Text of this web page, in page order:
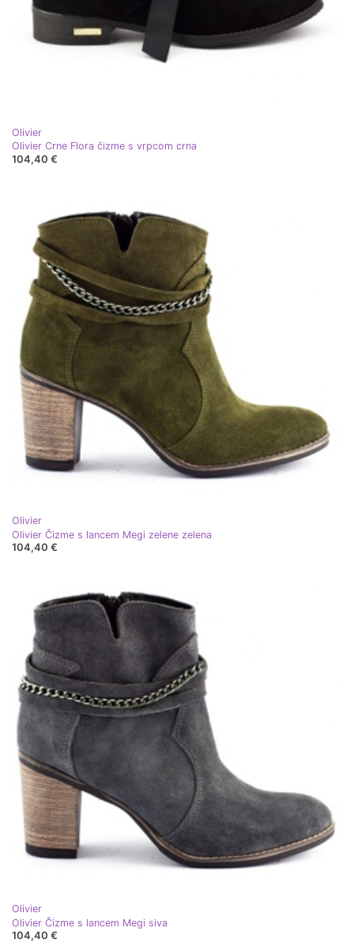
Olivier
Olivier Crne Flora čizme s vrpcom crna
104,40 €
Olivier
Olivier Čizme s lancem Megi zelene zelena
104,40 €
Olivier
Olivier Čizme s lancem Megi siva
104,40 €